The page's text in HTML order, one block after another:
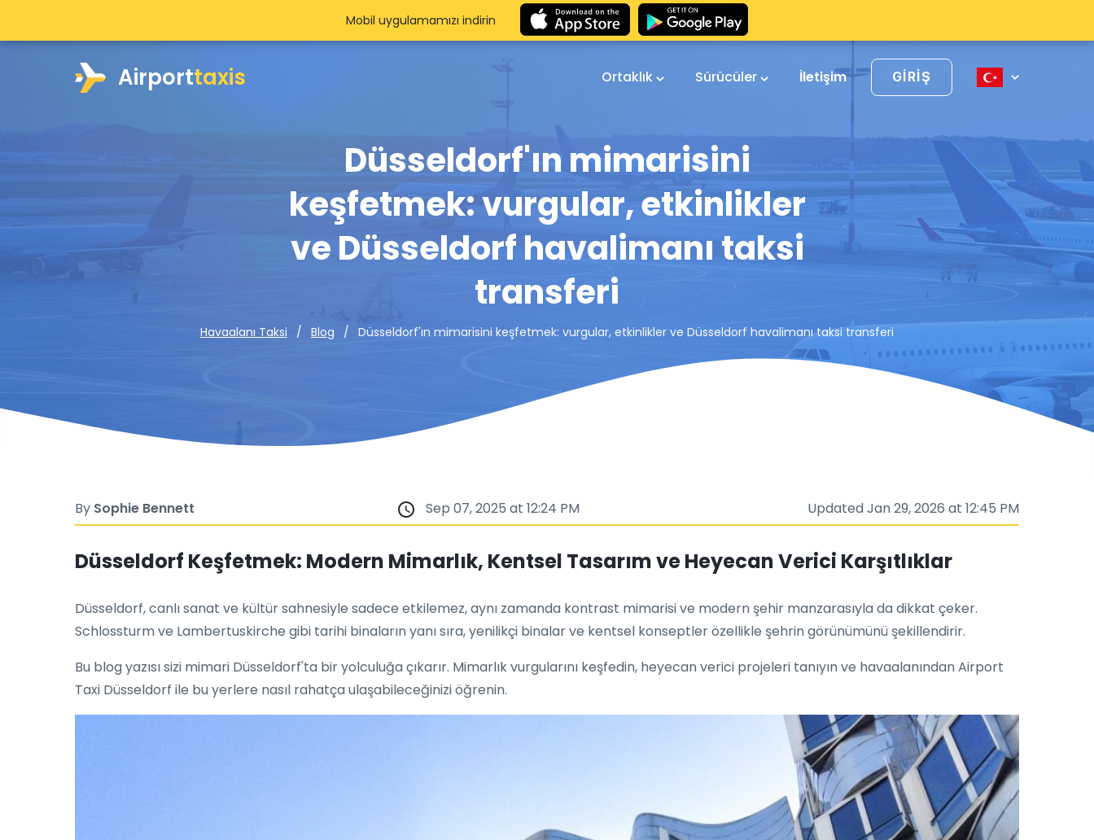
Airporttaxis Ortaklık Sürücüler İletişim GIRIŞ
Düsseldorf'ın mimarisini
keşfetmek: vurgular, etkinlikler
ve Düsseldorf havalimanı taksi
transferi
Havaalanı Taksi Blog Düsseldorf'ın mimarisini keşfetmek: vurgular, etkinlikler ve Düsseldorf havalimanı taksi transferi
Mobil uygulamamızı indirin
By Sophie Bennett Sep 07, 2025 at 12:24 PM Updated Jan 29, 2026 at 12:45 PM
Düsseldorf Keşfetmek: Modern Mimarlık, Kentsel Tasarım ve Heyecan Verici Karşıtlıklar
Düsseldorf, canlı sanat ve kültür sahnesiyle sadece etkilemez, aynı zamanda kontrast mimarisi ve modern şehir manzarasıyla da dikkat çeker.
Schlossturm ve Lambertuskirche gibi tarihi binaların yanı sıra, yenilikçi binalar ve kentsel konseptler özellikle şehrin görünümünü şekillendirir.
Bu blog yazısı sizi mimari Düsseldorf'ta bir yolculuğa çıkarır. Mimarlık vurgularını keşfedin, heyecan verici projeleri tanıyın ve havaalanından Airport
Taxi Düsseldorf ile bu yerlere nasıl rahatça ulaşabileceğinizi öğrenin.